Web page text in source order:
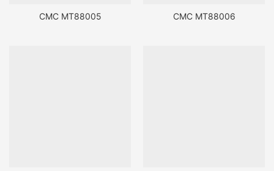
CMC MT88005 CMC MT88006